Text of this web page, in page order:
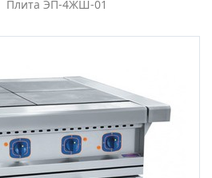
Плита ЭП-4ЖШ-01